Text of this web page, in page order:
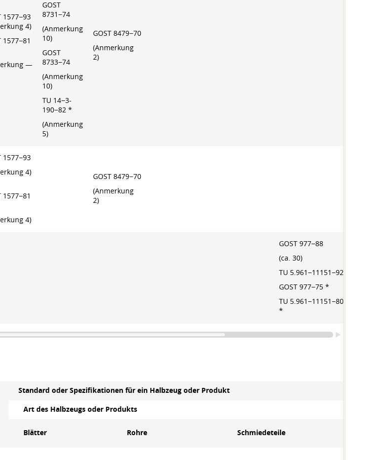
1577−93
4)
1577−81
—
GOST
8731−74
(Anmerkung
10)
GOST
8733−74
(Anmerkung
10)
TU 14−3-
190−82 *
(Anmerkung
5)
GOST 8479−70
(Anmerkung
2)
1577−93
4)
1577−81
4)
GOST 8479−70
(Anmerkung
2)
GOST 977−88
(ca. 30)
TU 5.961−11151−92
GOST 977−75 *
TU 5.961−11151−80
*
Standard oder Spezifikationen für ein Halbzeug oder Produkt
Art des Halbzeugs oder Produkts
Blätter Rohre Schmiedeteile